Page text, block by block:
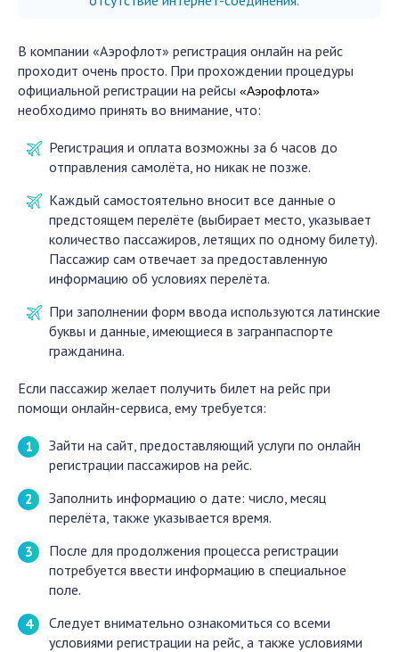
В компании «Аэрофлот» регистрация онлайн на рейс
проходит очень просто. При прохождении процедуры
официальной регистрации на рейсы «Аэрофлота»
необходимо принять во внимание, что:
Регистрация и оплата возможны за 6 часов до
отправления самолёта, но никак не позже.
Каждый самостоятельно вносит все данные о
предстоящем перелёте (выбирает место, указывает
количество пассажиров, летящих по одному билету).
Пассажир сам отвечает за предоставленную
информацию об условиях перелёта.
При заполнении форм ввода используются латинские
буквы и данные, имеющиеся в загранпаспорте
гражданина.
Если пассажир желает получить билет на рейс при
помощи онлайн-сервиса, ему требуется:
Зайти на сайт, предоставляющий услуги по онлайн
регистрации пассажиров на рейс.
Заполнить информацию о дате: число, месяц
перелёта, также указывается время.
После для продолжения процесса регистрации
потребуется ввести информацию в специальное
поле.
Следует внимательно ознакомиться со всеми
условиями регистрации на рейс, а также условиями